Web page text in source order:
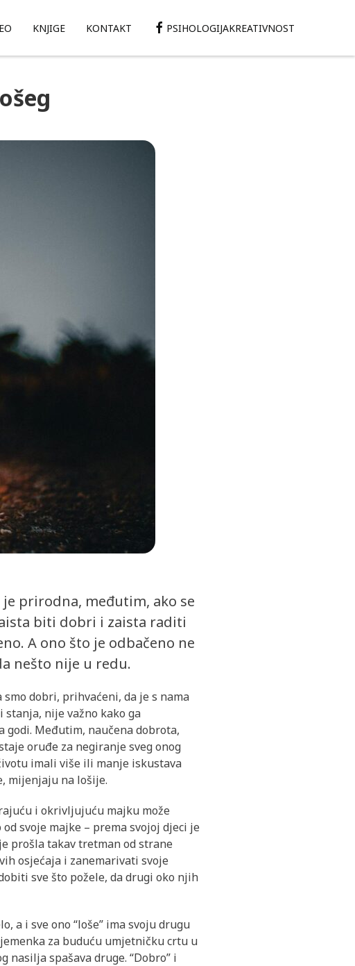
KNJIGE KONTAKT PSIHOLOGIJAKREATIVNOST
prirodna, međutim, ako se
biti dobri i zaista raditi
A ono što je odbačeno ne
nešto nije u redu.
dobri, prihvaćeni, da je s nama
nije važno kako ga
godi. Međutim, naučena dobrota,
oruđe za negiranje sveg onog
imali više ili manje iskustava
mijenjaju na lošije.
i okrivljujuću majku može
svoje majke – prema svojoj djeci je
prošla takav tretman od strane
osjećaja i zanemarivati svoje
sve što požele, da drugi oko njih
a i sve ono “loše” ima svoju drugu
za buduću umjetničku crtu u
nasilja spašava druge. “Dobro” i